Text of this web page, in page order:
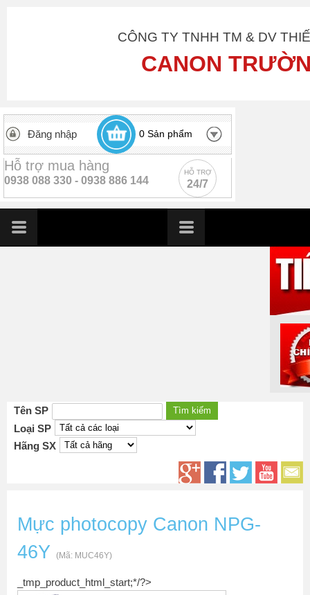
CÔNG TY TNHH TM & DV
CANON
Đăng nhập 0 Sản phẩm
Hỗ trợ mua hàng
0938 088 330 - 0938 886 144
HỖ TRỢ
24/7
Tên SP
Loại SP
Hãng SX
Mực photocopy Canon NPG-
46Y
(Mã: MUC46Y)
_tmp_product_html_start;*/?>